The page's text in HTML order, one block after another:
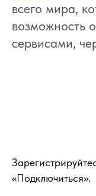
всего мира,
возможность
сервисами,
«Подключиться».